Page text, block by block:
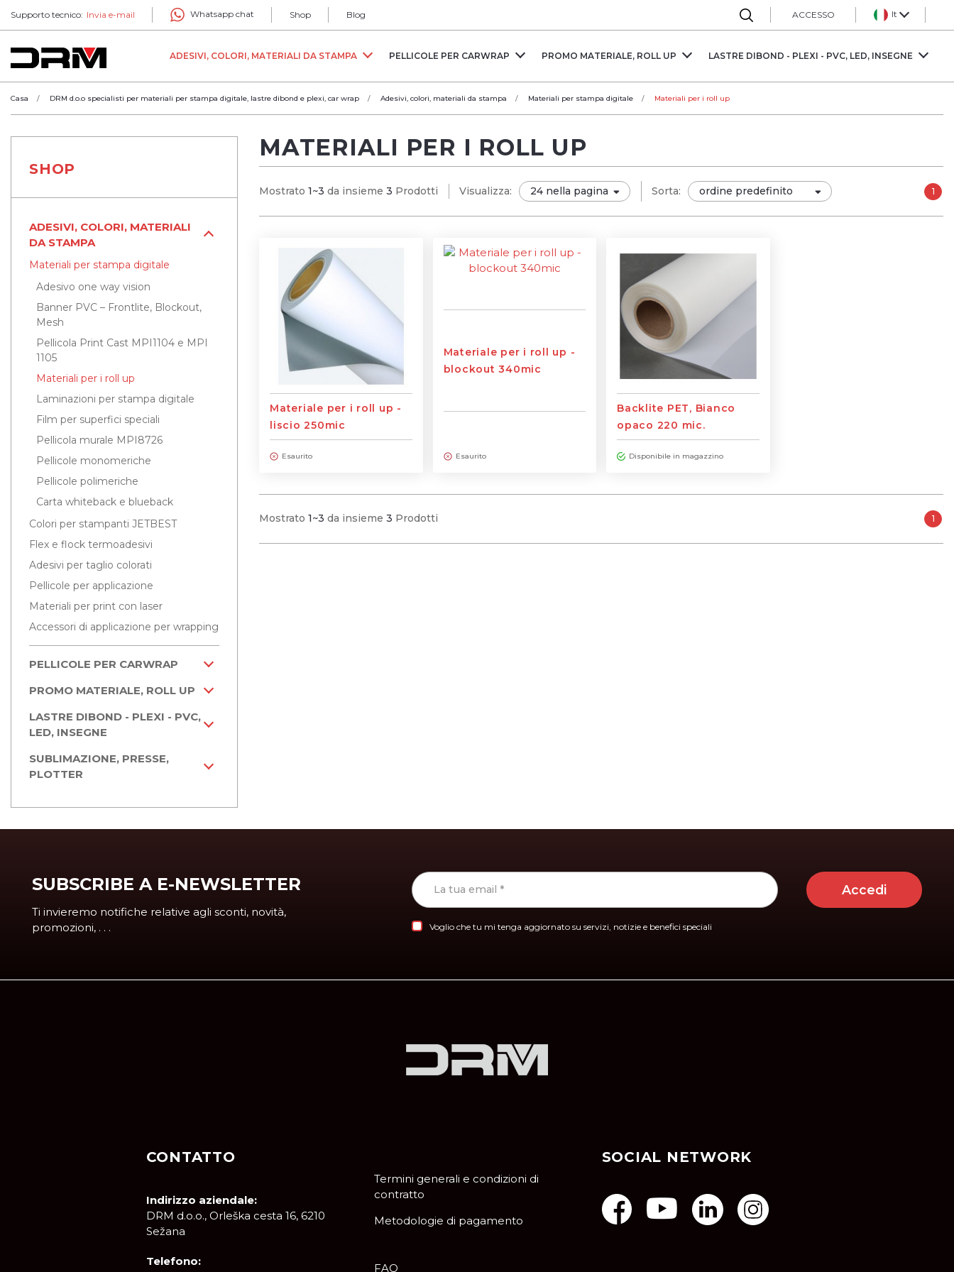
Supporto tecnico: Invia e-mail Whatsapp chat Shop Blog ACCESSO It
ADESIVI, COLORI, MATERIALI DA STAMPA PELLICOLE PER CARWRAP PROMO MATERIALE, ROLL UP LASTRE DIBOND - PLEXI - PVC, LED, INSEGNE
Casa DRM d.o.o specialisti per materiali per stampa digitale, lastre dibond e plexi, car wrap Adesivi, colori, materiali da stampa Materiali per stampa digitale Materiali per i roll up
SHOP
ADESIVI, COLORI, MATERIALI
DA STAMPA
Materiali per stampa digitale
Adesivo one way vision
Banner PVC – Frontlite, Blockout,
Mesh
Pellicola Print Cast MPI1104 e MPI
1105
Materiali per i roll up
Laminazioni per stampa digitale
Film per superfici speciali
Pellicola murale MPI8726
Pellicole monomeriche
Pellicole polimeriche
Carta whiteback e blueback
Colori per stampanti JETBEST
Flex e flock termoadesivi
Adesivi per taglio colorati
Pellicole per applicazione
Materiali per print con laser
Accessori di applicazione per wrapping
PELLICOLE PER CARWRAP
PROMO MATERIALE, ROLL UP
LASTRE DIBOND - PLEXI - PVC,
LED, INSEGNE
SUBLIMAZIONE, PRESSE,
PLOTTER
MATERIALI PER I ROLL UP
Mostrato 1~3 da insieme 3 Prodotti Visualizza: Sorta: 1
Materiale per i roll up -
liscio 250mic
Esaurito
Materiale per i roll up -
blockout 340mic
Esaurito
Backlite PET, Bianco
opaco 220 mic.
traslucido
Disponibile in magazzino
Mostrato 1~3 da insieme 3 Prodotti 1
SUBSCRIBE A E-NEWSLETTER
Ti invieremo notifiche relative agli sconti, novità,
promozioni, . . .
Accedi
Voglio che tu mi tenga aggiornato su servizi, notizie e benefici speciali
CONTATTO
Indirizzo aziendale:
DRM d.o.o., Orleška cesta 16, 6210
Sežana
Telefono:
Termini generali e condizioni di
contratto
Metodologie di pagamento
FAQ
SOCIAL NETWORK